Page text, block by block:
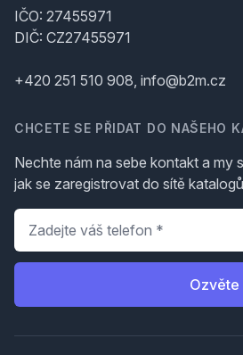
IČO: 27455971
DIČ: CZ27455971
+420 251 510 908, info@b2m.cz
CHCETE SE PŘIDAT DO NAŠEHO
Nechte nám na sebe kontakt a my
jak se zaregistrovat do sítě
Telefon
Ozvěte